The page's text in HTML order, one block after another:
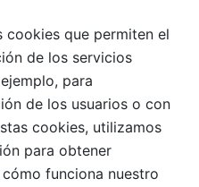
cookies que permiten el
de los servicios
para
de los usuarios o con
cookies, utilizamos
para obtener
funciona nuestro